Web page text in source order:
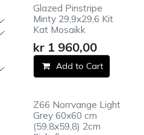
Glazed Pinstripe
Minty 29,9x29,6 Kit
Kat Mosaikk
kr 1 960,00
Add to Cart
Z66 Norrvange Light
Grey 60x60 cm
(59,8x59,8) 2cm